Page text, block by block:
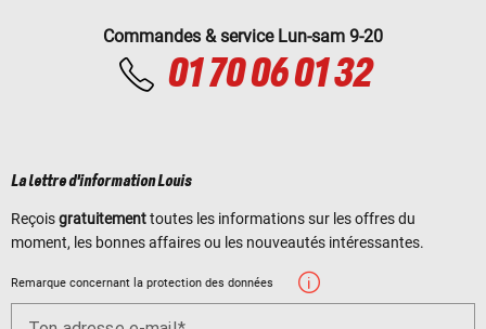
Commandes & service Lun-sam 9-20
01 70 06 01 32
La lettre d'information Louis
Reçoisgratuitementtoutes les informations sur les offres du
moment, les bonnes affaires ou les nouveautés intéressantes.
Remarque concernant la protection des données